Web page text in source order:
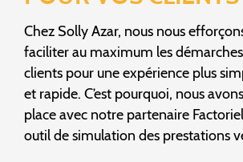
Chez Solly Azar, nous nous
faciliter au maximum les
clients pour une expérience plus
et rapide. C’est pourquoi, nous
place avec notre partenaire
outil de simulation des prestations